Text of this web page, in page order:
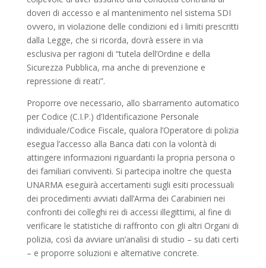
doveri di accesso e al mantenimento nel sistema SDI
ovvero, in violazione delle condizioni ed i limiti prescritti
dalla Legge, che si ricorda, dovrà essere in via
esclusiva per ragioni di “tutela dell’Ordine e della
Sicurezza Pubblica, ma anche di prevenzione e
repressione di reati”.
Proporre ove necessario, allo sbarramento automatico
per Codice (C.I.P.) d’Identificazione Personale
individuale/Codice Fiscale, qualora l’Operatore di polizia
esegua l’accesso alla Banca dati con la volontà di
attingere informazioni riguardanti la propria persona o
dei familiari conviventi. Si partecipa inoltre che questa
UNARMA eseguirà accertamenti sugli esiti processuali
dei procedimenti avviati dall’Arma dei Carabinieri nei
confronti dei colleghi rei di accessi illegittimi, al fine di
verificare le statistiche di raffronto con gli altri Organi di
polizia, così da avviare un’analisi di studio – su dati certi
– e proporre soluzioni e alternative concrete.